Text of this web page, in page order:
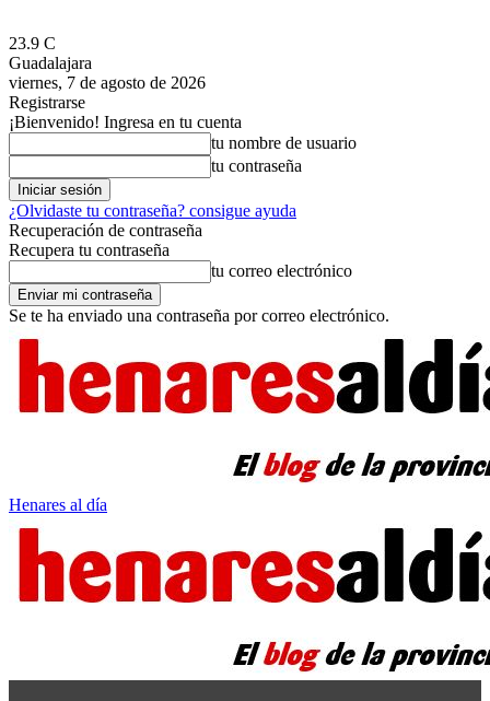
23.9 C
Guadalajara
viernes, 7 de agosto de 2026
Registrarse
¡Bienvenido! Ingresa en tu cuenta
tu nombre de usuario
tu contraseña
¿Olvidaste tu contraseña? consigue ayuda
Recuperación de contraseña
Recupera tu contraseña
tu correo electrónico
Se te ha enviado una contraseña por correo electrónico.
Henares al día